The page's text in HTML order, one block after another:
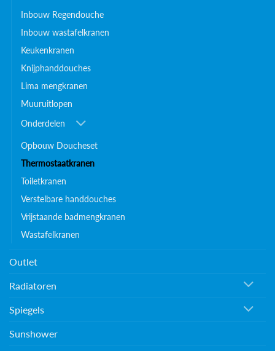
Inbouw Regendouche
Inbouw wastafelkranen
Keukenkranen
Knijphanddouches
Lima mengkranen
Muuruitlopen
Onderdelen
Opbouw Doucheset
Thermostaatkranen
Toiletkranen
Verstelbare handdouches
Vrijstaande badmengkranen
Wastafelkranen
Outlet
Radiatoren
Spiegels
Sunshower